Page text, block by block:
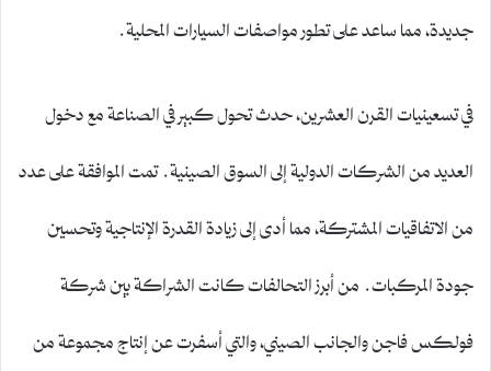
جديدة، مما ساعد على تطور مواصفات السيارات المحلية.
في تسعينيات القرن العشرين، حدث تحول كبير في الصناعة مع دخول
العديد من الشركات الدولية إلى السوق الصينية. تمت الموافقة على عدد
من الاتفاقيات المشتركة، مما أدى إلى زيادة القدرة الإنتاجية وتحسين
جودة المركبات. من أبرز التحالفات كانت الشراكة بين شركة
فولكس فاجن والجانب الصيني، والتي أسفرت عن إنتاج مجموعة من